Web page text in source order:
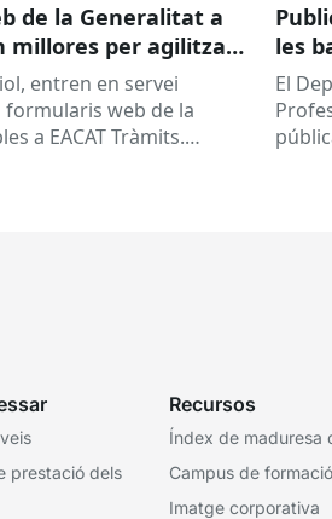
de la Generalitat a
millores per agilitzar
entren en servei
formularis web de la
a EACAT Tràmits.
les
la
El
prestació dels
Recursos
Índex de maduresa
Campus de formació
Imatge corporativa